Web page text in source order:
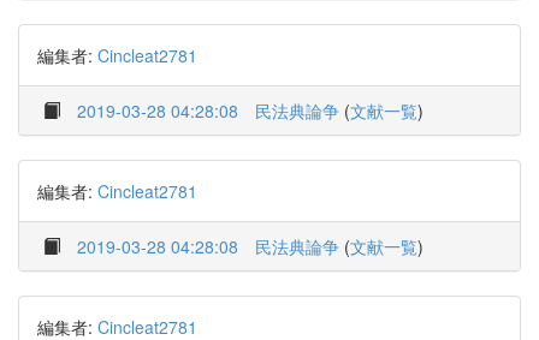
編集者: Cincleat2781
2019-03-28 04:28:08 民法典論争 (文献一覧)
編集者: Cincleat2781
2019-03-28 04:28:08 民法典論争 (文献一覧)
編集者: Cincleat2781